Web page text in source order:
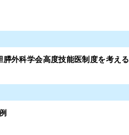
外科学会高度技能医制度を考える